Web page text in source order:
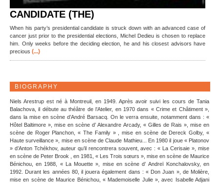
CANDIDATE (THE)
When his party’s presidential candidate is struck down with an advanced case of
cancer just prior to the presidential elections, Michel Dedieu is chosen to replace
him. Only weeks before the deciding election, he and his closest advisors have
precious (...)
BIOGRAPHY
Niels Arestrup est né à Montreuil, en 1949. Après avoir suivi les cours de Tania
Balachova, il débute au théâtre de l’Atelier, en 1970 dans « Crime et Châtiment »,
dans la mise en scène d’André Barsacq. On le verra ensuite, notamment dans : «
Hôtel Baltimore », mise en scène d’ Alexandre Arcady, « Gilles de Rais », mise en
scène de Roger Planchon, « The Family » , mise en scène de Dereck Golby, «
Haute surveillance », mise en scène de Claude Mathieu... En 1980 il joue « Platonov
» d’Anton Tchékhov, auteur qu’il rencontrera souvent, avec : « La Cerisaie », mise
en scène de Peter Brook , en 1981, « Les Trois sœurs », mise en scène de Maurice
Bénichou, en 1988, « La Mouette », mise en scène d’ Andreï Konchalovsky, en
1992. Durant les années 80, il jouera également dans : « Don Juan », de Molière,
mise en scène de Maurice Bénichou, « Mademoiselle Julie », avec Isabelle Adjani